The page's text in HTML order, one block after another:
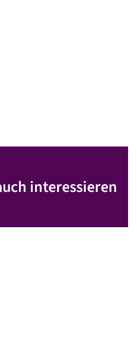
interessieren